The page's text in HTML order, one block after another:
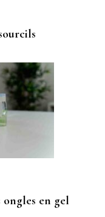
en gel